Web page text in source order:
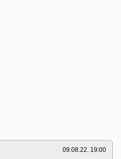
09.08.22. 19:00